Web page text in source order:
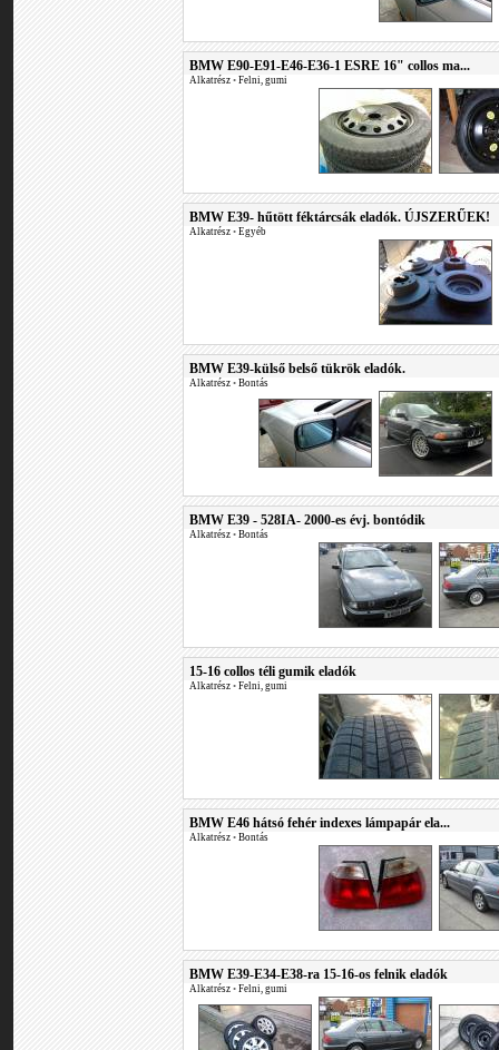
BMW E90-E91-E46-E36-1 ESRE 16" collos ma...
Alkatrész • Felni, gumi
BMW E39- hűtött féktárcsák eladók. ÚJSZERŰEK!
Alkatrész • Egyéb
BMW E39-külső belső tükrök eladók.
Alkatrész • Bontás
BMW E39 - 528IA- 2000-es évj. bontódik
Alkatrész • Bontás
15-16 collos téli gumik eladók
Alkatrész • Felni, gumi
BMW E46 hátsó fehér indexes lámpapár ela...
Alkatrész • Bontás
BMW E39-E34-E38-ra 15-16-os felnik eladók
Alkatrész • Felni, gumi